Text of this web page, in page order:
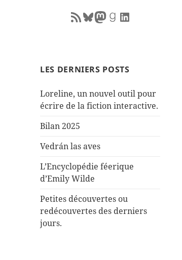
RSS FeedBluesky
Mastodon
Goodreads
LinkedIn
LES DERNIERS POSTS
Loreline, un nouvel outil pour
écrire de la fiction interactive.
Bilan 2025
Vedrán las aves
L’Encyclopédie féerique
d’Emily Wilde
Petites découvertes ou
redécouvertes des derniers
jours.